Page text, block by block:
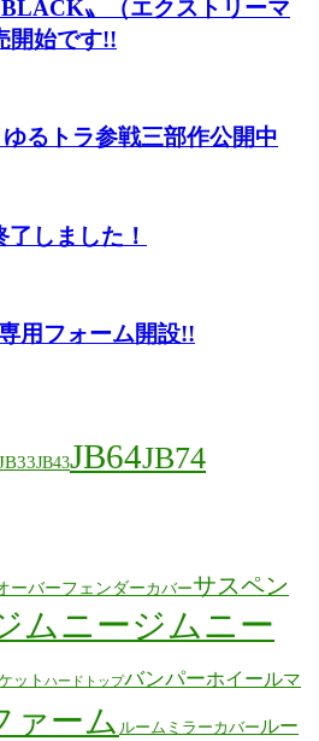
〟（エクストリーマ
開始です!!
るトラ参戦三部作公開中
しました！
用フォーム開設!!
JB43JB64JB74
ーバーフェンダーカバーサスペン
ムニージムニー
ット ハードトップバンパーホイールマ
ァーム ルームミラーカバー ルー